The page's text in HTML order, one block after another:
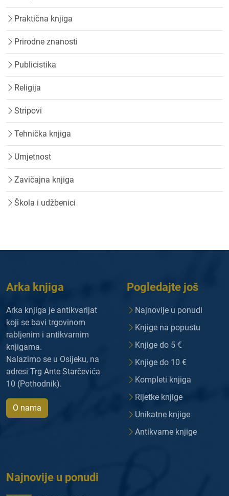
Praktična knjiga
Prirodne znanosti
Publicistika
Religija
Stripovi
Tehnička knjiga
Umjetnost
Zavičajna knjiga
Škola i udžbenici
Arka knjiga
Arka knjiga je antikvarijat
koji se bavi trgovinom
rabljenim i antikvarnim
knjigama.
Nalazimo se u Osijeku, na
adresi Trg Ante Starčevića
10 (Pothodnik).
O nama
Pogledajte još
Najnovije u ponudi
Knjige na popustu
Knjige do 5 €
Knjige do 10 €
Kompleti knjiga
Rijetke knjige
Unikatne knjige
Antikvarne knjige
Najnovije u ponudi